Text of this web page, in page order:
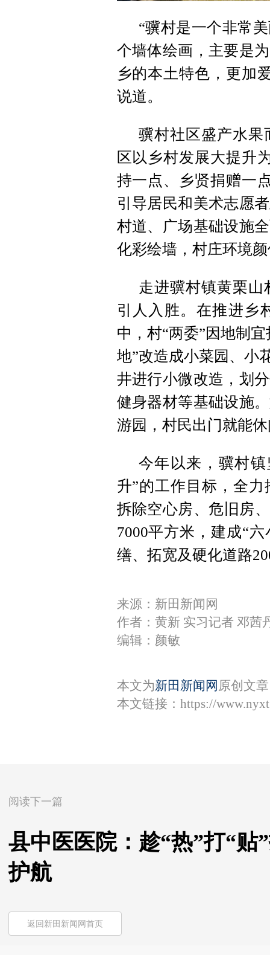
“骥村是一个非常
个墙体绘画，主要是
乡的本土特色，更加
说道。
骥村社区盛产水果
区以乡村发展大提升
持一点、乡贤捐赠一
引导居民和美术志愿
村道、广场基础设施
化彩绘墙，村庄环境
走进骥村镇黄栗
引人入胜。在推进乡
中，村“两委”因地制
地”改造成小菜园、小
井进行小微改造，划
健身器材等基础设施
游园，村民出门就能
今年以来，骥村
升”的工作目标，全
拆除空心房、危旧房
7000平方米，建成“
缮、拓宽及硬化道路
来源：新田新闻网
作者：黄新 实习记者 邓茜
编辑：颜敏
本文为新田新闻网 原创文
本文链接： https://
阅读下一篇
县中医医院：趁“热”打“贴
护航
返回新田新闻网首页